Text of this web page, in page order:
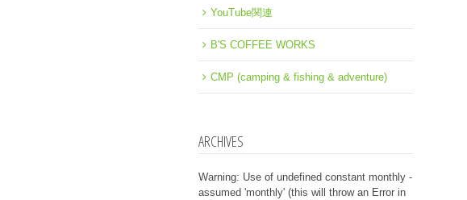
YouTube関連
B'S COFFEE WORKS
CMP (camping & fishing & adventure)
ARCHIVES
Warning: Use of undefined constant monthly -
assumed 'monthly' (this will throw an Error in